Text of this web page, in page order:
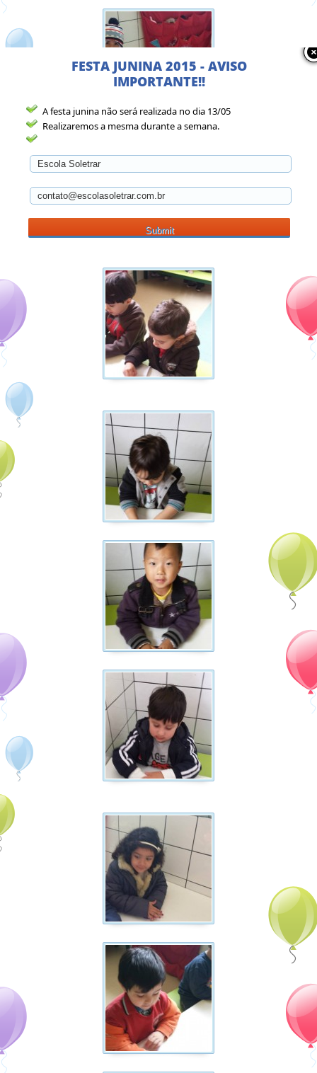
FESTA JUNINA 2015 - AVISO
IMPORTANTE!!
A festa junina não será realizada no dia 13/05
Realizaremos a mesma durante a semana.